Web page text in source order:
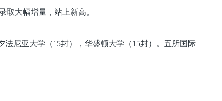
取大幅增量，站上新高。
法尼亚大学（15封），华盛顿大学（15封）。五所国际